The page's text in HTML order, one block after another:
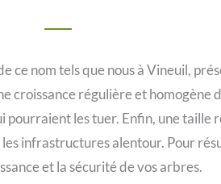
nom tels que nous à Vineuil,
croissance régulière et
pourraient les tuer. Enfin, une
infrastructures alentour. Pour
et la sécurité de vos arbres.